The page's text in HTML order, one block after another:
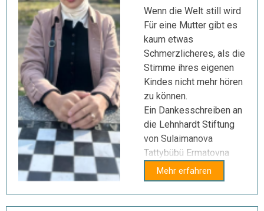
Wenn die Welt still wird
Für eine Mutter gibt es
kaum etwas
Schmerzlicheres, als die
Stimme ihres eigenen
Kindes nicht mehr hören
zu können.
Ein Dankesschreiben an
die Lehnhardt Stiftung
von Sulaimanova
Tattybübü Ermatovna
Mehr erfahren